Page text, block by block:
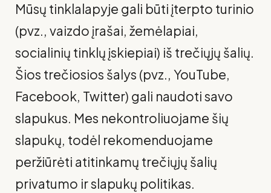
Mūsų tinklalapyje gali būti įterpto turinio
(pvz., vaizdo įrašai, žemėlapiai,
socialinių tinklų įskiepiai) iš trečiųjų šalių.
Šios trečiosios šalys (pvz., YouTube,
Facebook, Twitter) gali naudoti savo
slapukus. Mes nekontroliuojame šių
slapukų, todėl rekomenduojame
peržiūrėti atitinkamų trečiųjų šalių
privatumo ir slapukų politikas.